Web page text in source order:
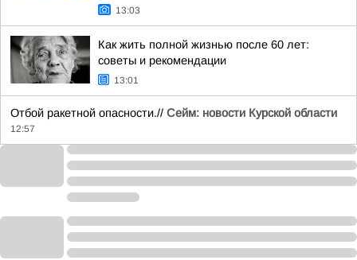
13:03
Как жить полной жизнью после 60 лет:
советы и рекомендации
13:01
Отбой ракетной опасности.// Сейм: новости Курской области
12:57